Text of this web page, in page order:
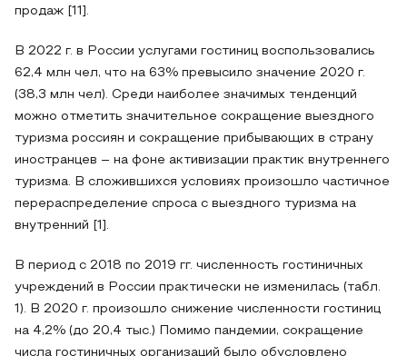
продаж [11].
В 2022 г. в России услугами гостиниц воспользовались
62,4 млн чел, что на 63% превысило значение 2020 г.
(38,3 млн чел). Среди наиболее значимых тенденций
можно отметить значительное сокращение выездного
туризма россиян и сокращение прибывающих в страну
иностранцев – на фоне активизации практик внутреннего
туризма. В сложившихся условиях произошло частичное
перераспределение спроса с выездного туризма на
внутренний [1].
В период с 2018 по 2019 гг. численность гостиничных
учреждений в России практически не изменилась (табл.
1). В 2020 г. произошло снижение численности гостиниц
на 4,2% (до 20,4 тыс.) Помимо пандемии, сокращение
числа гостиничных организаций было обусловлено